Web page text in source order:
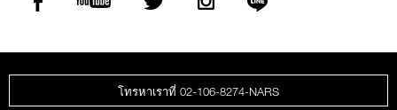
โทรหาเราที่ 02-106-8274-NARS